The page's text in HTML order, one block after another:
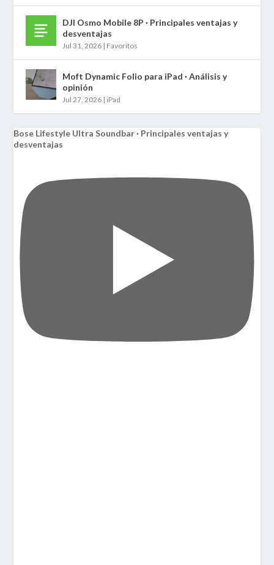
DJI Osmo Mobile 8P · Principales ventajas y
desventajas
Jul 31, 2026 | Favoritos
Moft Dynamic Folio para iPad · Análisis y
opinión
Jul 27, 2026 | iPad
Bose Lifestyle Ultra Soundbar · Principales ventajas y
desventajas